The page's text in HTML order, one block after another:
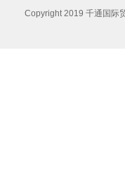
Copyright 2019 千通国